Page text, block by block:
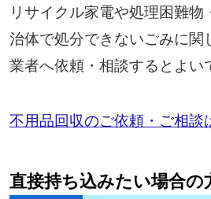
リサイクル家電や処理困難物
治体で処分できないごみに関
業者へ依頼・相談するとよい
不用品回収のご依頼・ご相談
直接持ち込みたい場合の